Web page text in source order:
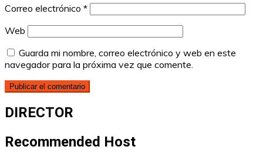
Correo electrónico *
Web
Guarda mi nombre, correo electrónico y web en este
navegador para la próxima vez que comente.
DIRECTOR
Recommended Host